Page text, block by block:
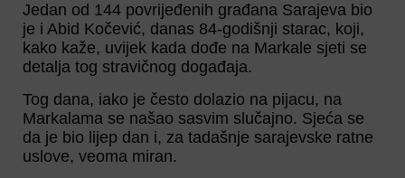
Jedan od 144 povrijeđenih građana Sarajeva bio
je i Abid Kočević, danas 84-godišnji starac, koji,
kako kaže, uvijek kada dođe na Markale sjeti se
detalja tog stravičnog događaja.
Tog dana, iako je često dolazio na pijacu, na
Markalama se našao sasvim slučajno. Sjeća se
da je bio lijep dan i, za tadašnje sarajevske ratne
uslove, veoma miran.